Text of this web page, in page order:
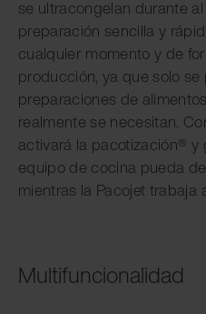
se ultracongelan durante
preparación sencilla y
cualquier momento y de
producción, ya que solo se
preparaciones de
realmente se necesitan.
activará la pacotización®
equipo de cocina pueda
mientras la Pacojet trabaja
Multifuncionalidad